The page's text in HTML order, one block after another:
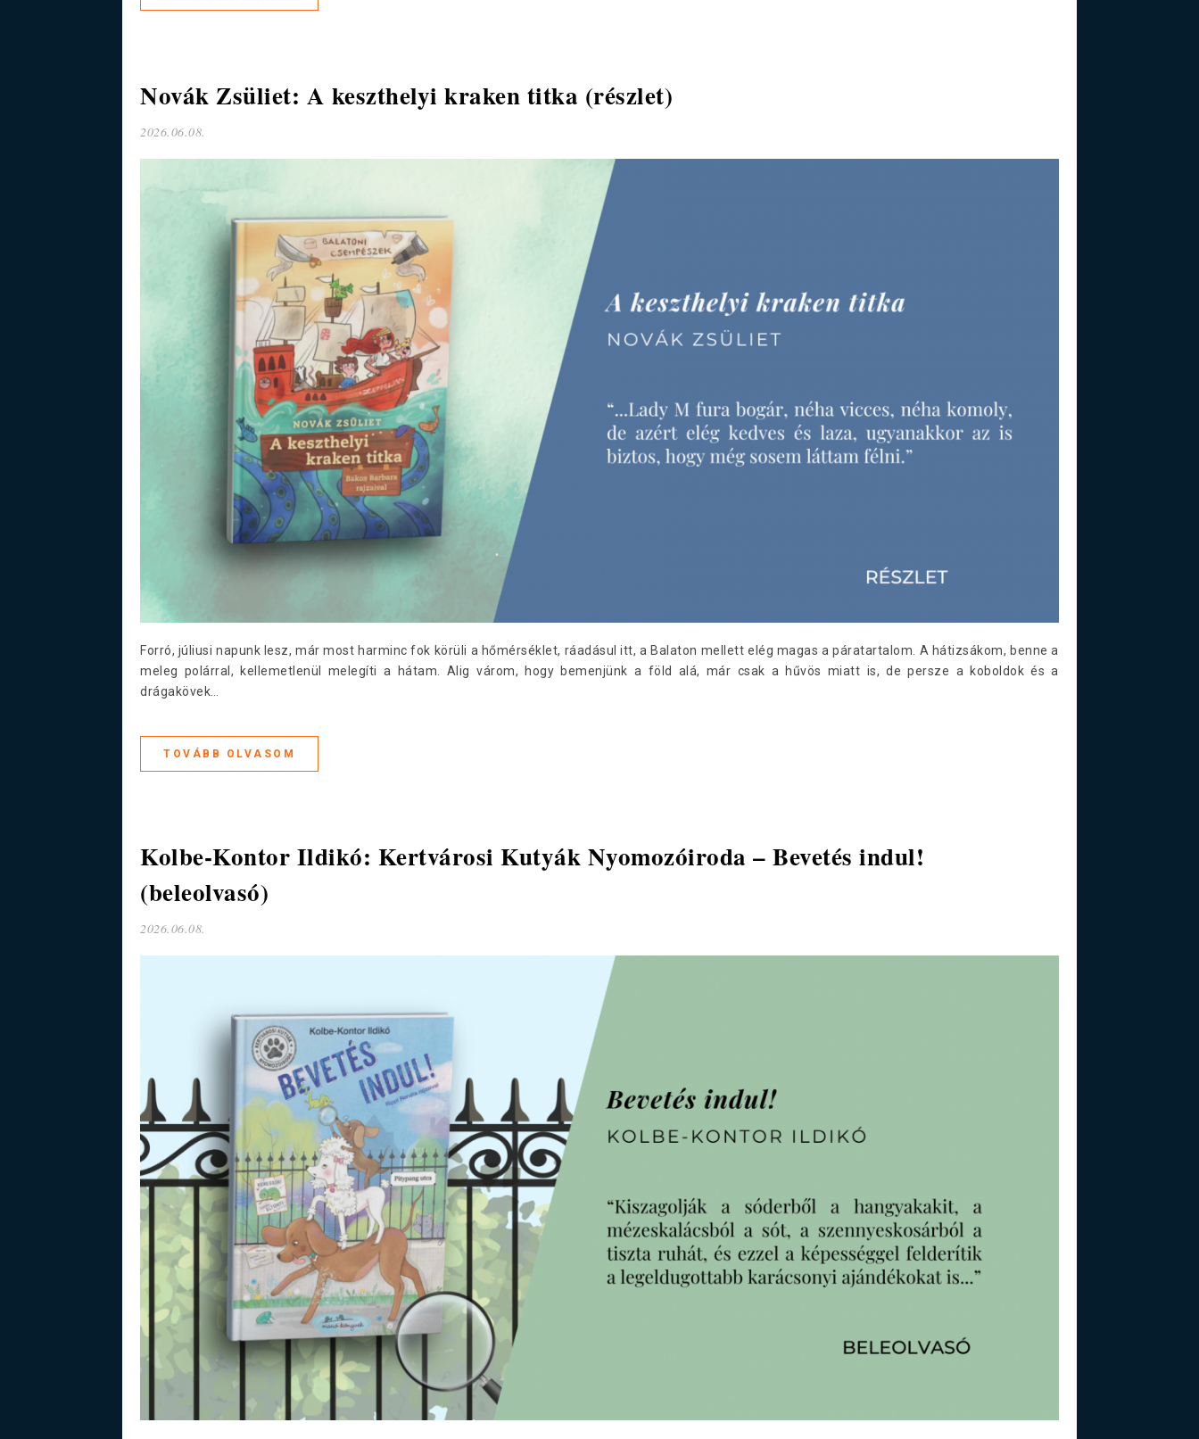
Novák Zsüliet: A keszthelyi kraken titka (részlet)
2026.06.08.
Forró, júliusi napunk lesz, már most harminc fok körüli a hőmérséklet, ráadásul itt, a Balaton mellett elég magas a páratartalom. A hátizsákom, benne a
meleg polárral, kellemetlenül melegíti a hátam. Alig várom, hogy bemenjünk a föld alá, már csak a hűvös miatt is, de persze a koboldok és a
drágakövek…
TOVÁBB OLVASOM
Kolbe-Kontor Ildikó: Kertvárosi Kutyák Nyomozóiroda – Bevetés indul!
(beleolvasó)
2026.06.08.